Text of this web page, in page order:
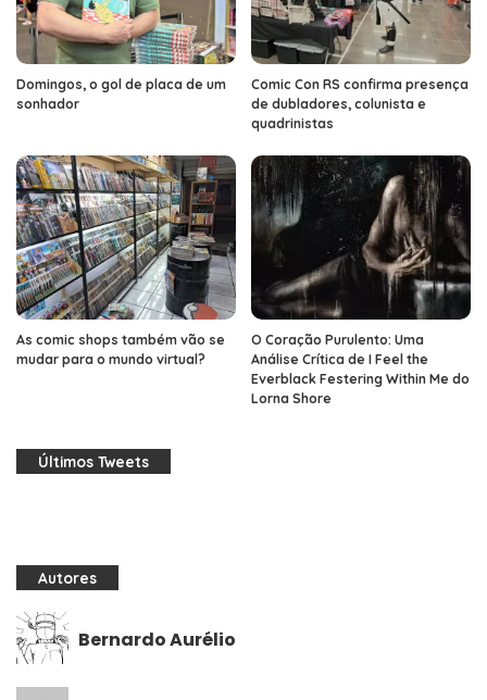
Domingos, o gol de placa de um
sonhador
Comic Con RS confirma presença
de dubladores, colunista e
quadrinistas
As comic shops também vão se
mudar para o mundo virtual?
O Coração Purulento: Uma
Análise Crítica de I Feel the
Everblack Festering Within Me do
Lorna Shore
Últimos Tweets
Autores
Bernardo Aurélio